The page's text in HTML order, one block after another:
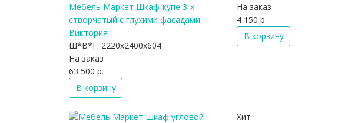
Мебель Маркет Шкаф-купе 3-х
створчатый с глухими фасадами
Виктория
Ш*В*Г: 2220x2400x604
На заказ
63 500 р.
В корзину
На заказ
4 150 р.
В корзину
Хит